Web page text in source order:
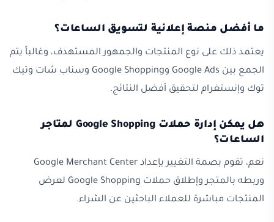
ما أفضل منصة إعلانية لتسويق الساعات؟
يعتمد ذلك على نوع المنتجات والجمهور المستهدف، وغالباً يتم
الجمع بين Google Ads وGoogle Shopping وسناب شات وتيك
توك وإنستغرام لتحقيق أفضل النتائج.
هل يمكن إدارة حملات Google Shopping لمتاجر
الساعات؟
نعم، تقوم بصمة التغيير بإعداد Google Merchant Center
وربطه بالمتجر وإطلاق حملات Google Shopping لعرض
المنتجات مباشرة للعملاء الباحثين عن الشراء.